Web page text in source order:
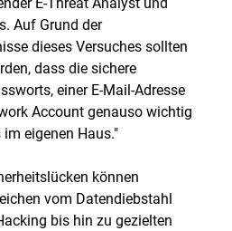
Auf Grund der
dieses Versuches sollten
dass die sichere
einer E-Mail-Adresse
Account genauso wichtig
eigenen Haus."
können
vom Datendiebstahl
bis hin zu gezielten